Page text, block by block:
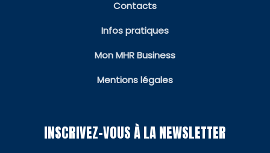
Contacts
Infos pratiques
Mon MHR Business
Mentions légales
INSCRIVEZ-VOUS À LA NEWSLETTER